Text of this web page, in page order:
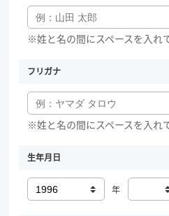
※姓と名の間にスペースを入れ
フリガナ
※姓と名の間にスペースを入れ
生年月日
年